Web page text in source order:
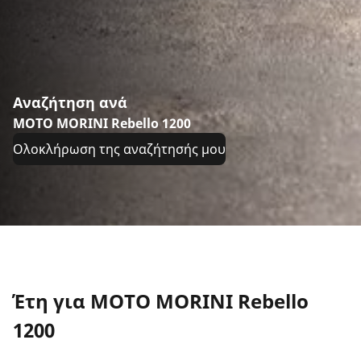
Αναζήτηση ανά
MOTO MORINI Rebello 1200
Ολοκλήρωση της αναζήτησής μου
Έτη για MOTO MORINI Rebello
1200